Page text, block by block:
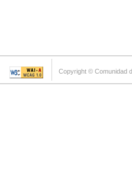
Copyright © Comunidad